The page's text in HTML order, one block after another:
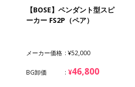
【BOSE】ペンダント型スピ
ーカー FS2P（ペア）
メーカー価格 ¥52,000
BG卸価 ¥46,800